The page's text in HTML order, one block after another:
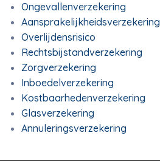
Ongevallenverzekering
Aansprakelijkheidsverzekering
Overlijdensrisico
Rechtsbijstandverzekering
Zorgverzekering
Inboedelverzekering
Kostbaarhedenverzekering
Glasverzekering
Annuleringsverzekering